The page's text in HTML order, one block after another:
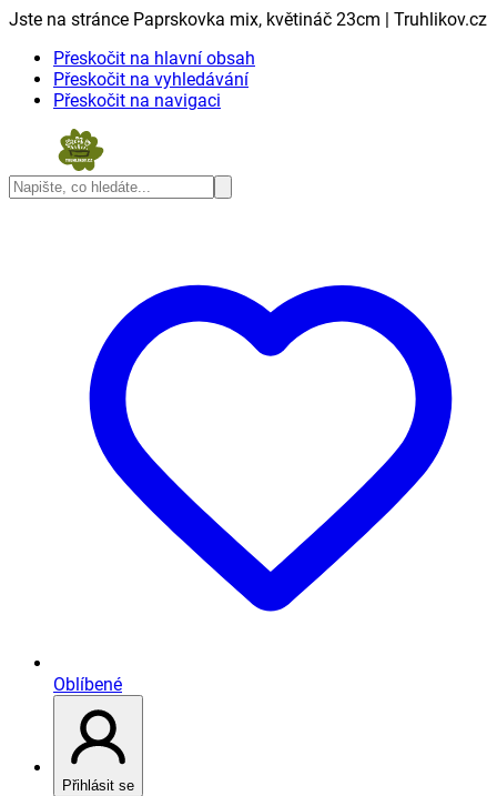
Jste na stránce Paprskovka mix, květináč 23cm | Truhlikov.cz
Přeskočit na hlavní obsah
Přeskočit na vyhledávání
Přeskočit na navigaci
Oblíbené
Přihlásit se